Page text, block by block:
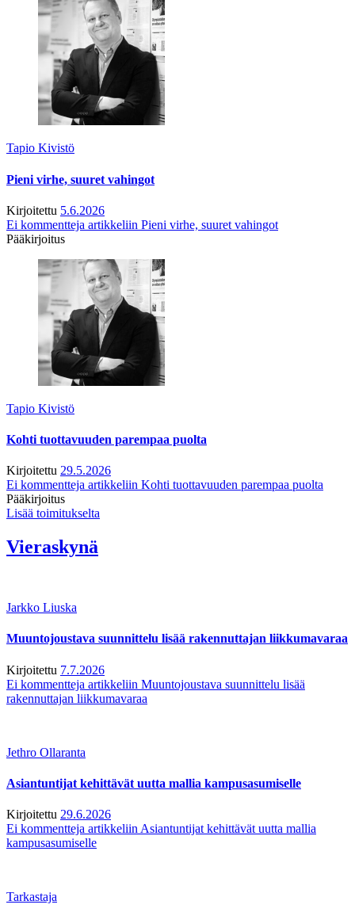
Tapio Kivistö
Pieni virhe, suuret vahingot
Kirjoitettu 5.6.2026
Ei kommentteja artikkeliin Pieni virhe, suuret vahingot
Pääkirjoitus
Tapio Kivistö
Kohti tuottavuuden parempaa puolta
Kirjoitettu 29.5.2026
Ei kommentteja artikkeliin Kohti tuottavuuden parempaa puolta
Pääkirjoitus
Lisää toimitukselta
Vieraskynä
Jarkko Liuska
Muuntojoustava suunnittelu lisää rakennuttajan liikkumavaraa
Kirjoitettu 7.7.2026
Ei kommentteja artikkeliin Muuntojoustava suunnittelu lisää
rakennuttajan liikkumavaraa
Jethro Ollaranta
Asiantuntijat kehittävät uutta mallia kampusasumiselle
Kirjoitettu 29.6.2026
Ei kommentteja artikkeliin Asiantuntijat kehittävät uutta mallia
kampusasumiselle
Tarkastaja